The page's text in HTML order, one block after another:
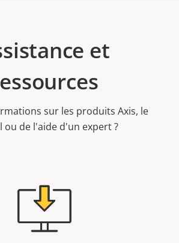
et
sur les produits Axis, le
ou de l'aide d'un expert ?